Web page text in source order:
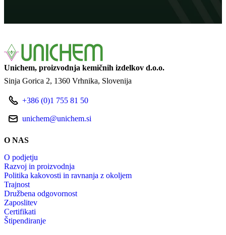
Unichem, proizvodnja kemičnih izdelkov d.o.o.
Sinja Gorica 2 1360 Vrhnika Slovenija
+386 (0)1 755 81 50
unichem@unichem.si
O NAS
O podjetju
Razvoj in proizvodnja
Politika kakovosti in ravnanja z okoljem
Trajnost
Družbena odgovornost
Zaposlitev
Certifikati
Štipendiranje